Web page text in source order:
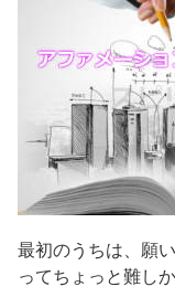
最初のうちは、願
ってちょっと難し